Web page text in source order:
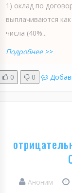
1) оклад по
выплачиваются
числа (40%...
Подробнее >>
0 0
Аноним